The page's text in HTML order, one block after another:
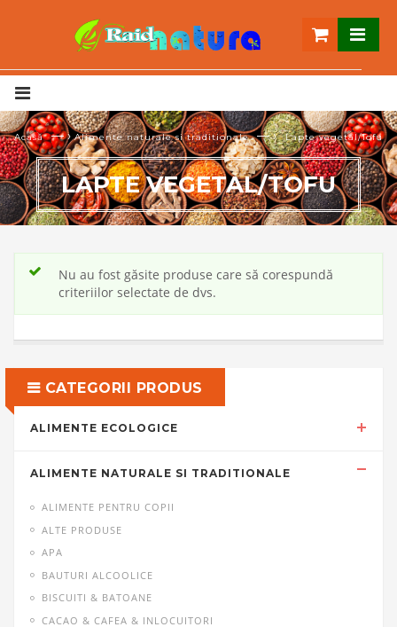
Acasă — ›Alimente naturale si traditionale — › Lapte vegetal/Tofu
LAPTE VEGETAL/TOFU
Nu au fost găsite produse care să corespundă
criteriilor selectate de dvs.
CATEGORII PRODUS
ALIMENTE ECOLOGICE
ALIMENTE NATURALE SI TRADITIONALE
ALIMENTE PENTRU COPII
ALTE PRODUSE
APA
BAUTURI ALCOOLICE
BISCUITI & BATOANE
CACAO & CAFEA & INLOCUITORI